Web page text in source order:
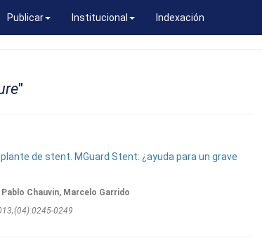
Publicar Institucional Indexación
"
de stent. MGuard Stent: ¿ayuda para un grave
Chauvin, Marcelo Garrido
0249